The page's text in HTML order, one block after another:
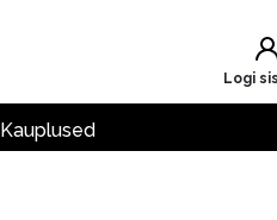
Logi
Kauplused